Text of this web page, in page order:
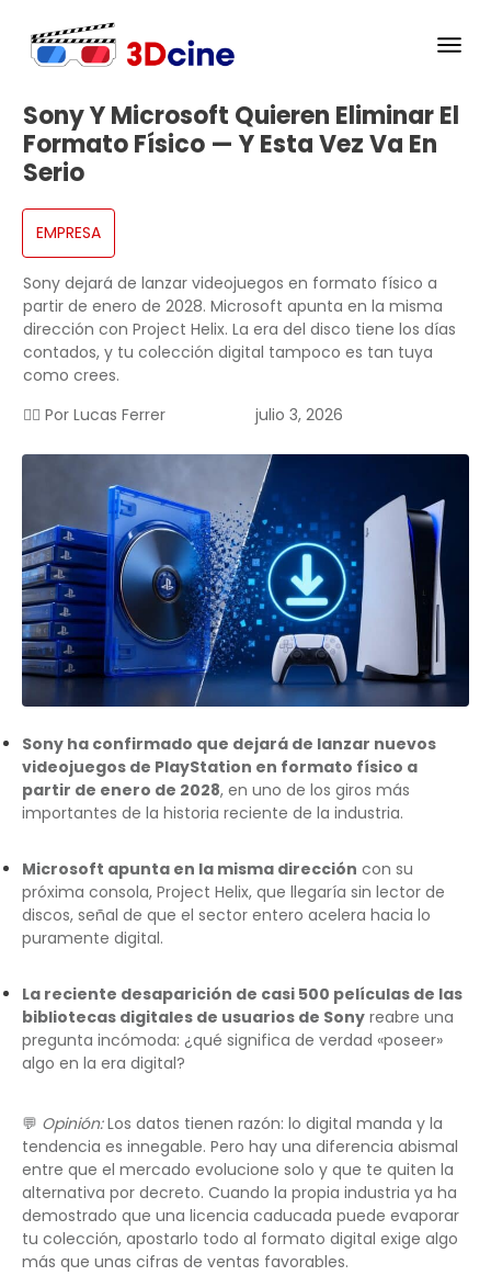
Sony Y Microsoft Quieren Eliminar El
Formato Físico — Y Esta Vez Va En
Serio
EMPRESA
Sony dejará de lanzar videojuegos en formato físico a
partir de enero de 2028. Microsoft apunta en la misma
dirección con Project Helix. La era del disco tiene los días
contados, y tu colección digital tampoco es tan tuya
como crees.
✍🏻 Por Lucas Ferrer julio 3, 2026
Sony ha confirmado que dejará de lanzar nuevos
videojuegos de PlayStation en formato físico a
partir de enero de 2028, en uno de los giros más
importantes de la historia reciente de la industria.
Microsoft apunta en la misma dirección con su
próxima consola, Project Helix, que llegaría sin lector de
discos, señal de que el sector entero acelera hacia lo
puramente digital.
La reciente desaparición de casi 500 películas de las
bibliotecas digitales de usuarios de Sony reabre una
pregunta incómoda: ¿qué significa de verdad «poseer»
algo en la era digital?
💬 Opinión:Los datos tienen razón: lo digital manda y la
tendencia es innegable. Pero hay una diferencia abismal
entre que el mercado evolucione solo y que te quiten la
alternativa por decreto. Cuando la propia industria ya ha
demostrado que una licencia caducada puede evaporar
tu colección, apostarlo todo al formato digital exige algo
más que unas cifras de ventas favorables.